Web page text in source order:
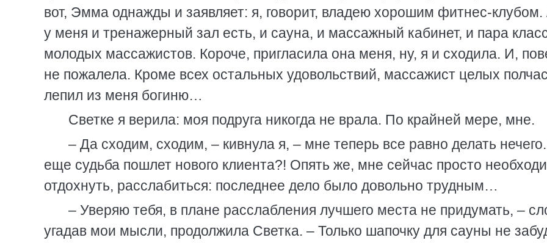
вот, Эмма однажды и заявляет: я, говорит, владею хорошим фитнес-
у меня и тренажерный зал есть, и сауна, и массажный кабинет, и пара
молодых массажистов. Короче, пригласила она меня, ну, я и сходила. И,
не пожалела. Кроме всех остальных удовольствий, массажист целых
лепил из меня богиню…
Светке я верила: моя подруга никогда не врала. По крайней мере, мне.
– Да сходим, сходим, – кивнула я, – мне теперь все равно делать
еще судьба пошлет нового клиента?! Опять же, мне сейчас просто
отдохнуть, расслабиться: последнее дело было довольно трудным…
– Уверяю тебя, в плане расслабления лучшего места не придумать, –
угадав мои мысли, продолжила Светка. – Только шапочку для сауны не